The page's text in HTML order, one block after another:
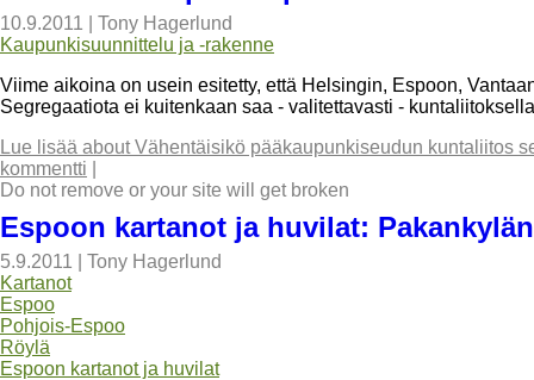
10.9.2011
Tony Hagerlund
Kaupunkisuunnittelu ja -rakenne
Viime aikoina on usein esitetty, että Helsingin, Espoon,
Segregaatiota ei kuitenkaan saa - valitettavasti -
Lue lisää about Vähentäisikö pääkaupunkiseudun kuntaliitos
kommentti
Do not remove or your site will get broken
Espoon kartanot ja huvilat:
5.9.2011
Tony Hagerlund
Kartanot
Espoo
Pohjois-Espoo
Röylä
Espoon kartanot ja huvilat